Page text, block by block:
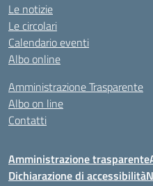
Le notizie
Le circolari
Calendario eventi
Albo online
Amministrazione Trasparente
Albo on line
Contatti
Amministrazione trasparente
Dichiarazione di accessibilità